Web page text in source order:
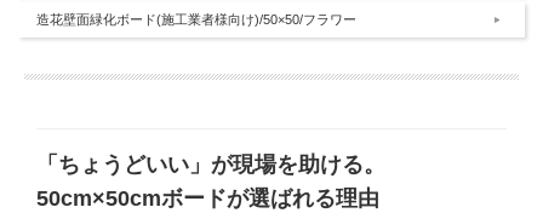
造花壁面緑化ボード(施工業者様向け)/50×50/フラワー
「ちょうどいい」が現場を助ける。
50cm×50cmボードが選ばれる理由